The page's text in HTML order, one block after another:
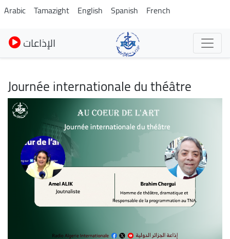
Skip
to
main
content
Arabic Tamazight English Spanish French
الإذاعات
Journée internationale du théâtre
Image